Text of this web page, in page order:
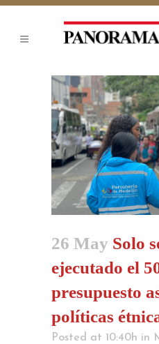
26 May Solo
ejecutado el
presupuesto
políticas
Posted at 10:40h in